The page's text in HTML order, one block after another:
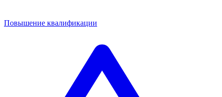
Повышение квалификации